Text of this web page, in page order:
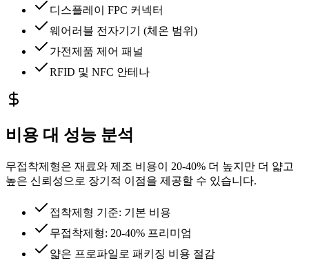
디스플레이 FPC 커넥터
웨어러블 전자기기 (체온 범위)
가전제품 제어 패널
RFID 및 NFC 안테나
비용 대 성능 분석
무접착제형은 재료와 제조 비용이 20-40% 더 높지만 더 얇고
높은 신뢰성으로 장기적 이점을 제공할 수 있습니다.
접착제형 기준: 기본 비용
무접착제형: 20-40% 프리미엄
얇은 프로파일로 패키징 비용 절감